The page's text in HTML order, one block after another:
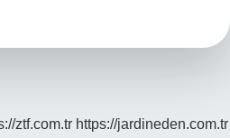
ztf.com.tr https://jardineden.com.tr